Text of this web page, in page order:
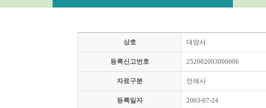
상호 대양사
등록신고번호 252002003000006
자료구분 인쇄사
등록일자 2003-07-24